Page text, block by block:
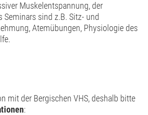
Muskelentspannung, der
sind z.B. Sitz- und
Atemübungen, Physiologie des
mit der Bergischen VHS, deshalb bitte
: